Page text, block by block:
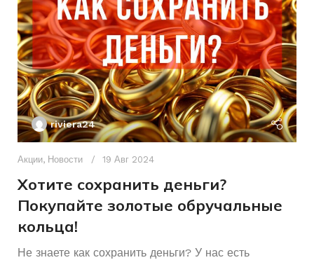
БРЕНД ИНСТРУМЕНТА
riviera24
Акции, Новости 19 Авг 2024
Хотите сохранить деньги?
Покупайте золотые обручальные
кольца!
Не знаете как сохранить деньги? У нас есть